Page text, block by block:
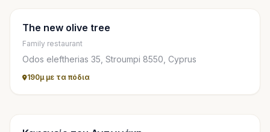
The new olive tree
Family restaurant
Odos eleftherias 35, Stroumpi 8550, Cyprus
190μ με τα πόδια